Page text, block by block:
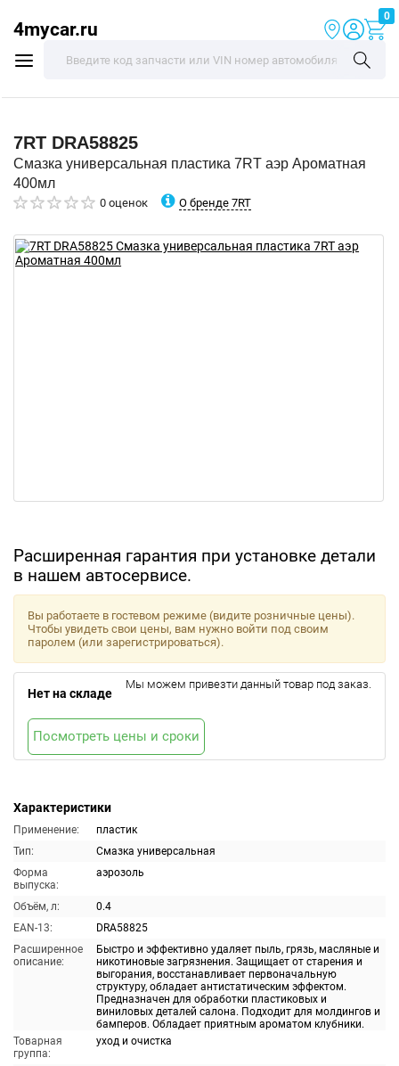
4mycar.ru
0
7RT DRA58825
Смазка универсальная пластика 7RT аэр Ароматная
400мл
0 оценок О бренде 7RT
Расширенная гарантия при установке детали
в нашем автосервисе.
Характеристики
Применение:
пластик
Тип:
Смазка универсальная
Форма
выпуска:
аэрозоль
Объём, л:
0.4
EAN-13:
DRA58825
Расширенное
описание:
Быстро и эффективно удаляет пыль, грязь, масляные и
никотиновые загрязнения. Защищает от старения и
выгорания, восстанавливает первоначальную
структуру, обладает антистатическим эффектом.
Предназначен для обработки пластиковых и
виниловых деталей салона. Подходит для молдингов и
бамперов. Обладает приятным ароматом клубники.
Товарная
группа:
уход и очистка
Вы работаете в гостевом режиме (видите розничные цены).
Чтобы увидеть свои цены, вам нужно войти под своим
паролем (или зарегистрироваться).
Нет на складе
Мы можем привезти данный товар под заказ.
Посмотреть цены и сроки